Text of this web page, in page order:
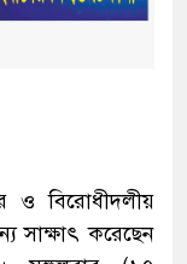
ও বিরোধীদলীয়
সাক্ষাৎ করেছেন